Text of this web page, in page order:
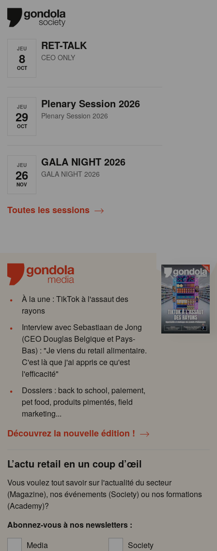
JEU
8
OCT
RET-TALK
CEO ONLY
JEU
29
OCT
Plenary Session 2026
Plenary Session 2026
JEU
26
NOV
GALA NIGHT 2026
GALA NIGHT 2026
Toutes les sessions
À la une : TikTok à l'assaut des
rayons
Interview avec Sebastiaan de Jong
(CEO Douglas Belgique et Pays-
Bas) : "Je viens du retail alimentaire.
C'est là que j'ai appris ce qu'est
l'efficacité"
Dossiers : back to school, paiement,
pet food, produits pimentés, field
marketing...
Découvrez la nouvelle édition !
L’actu retail en un coup d’œil
Vous voulez tout savoir sur l'actualité du secteur
(Magazine), nos événements (Society) ou nos formations
(Academy)?
Abonnez-vous à nos newsletters :
Media
Society